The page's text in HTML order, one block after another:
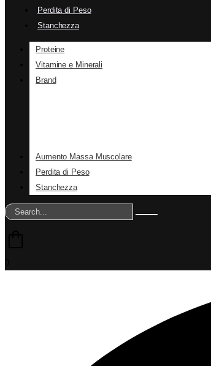
Perdita di Peso
Stanchezza
Proteine
Vitamine e Minerali
Brand
Aumento Massa Muscolare
Perdita di Peso
Stanchezza